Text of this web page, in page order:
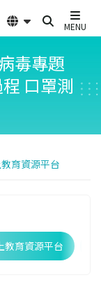
MENU
毒專題
口罩測
育資源平台
教育資源平台